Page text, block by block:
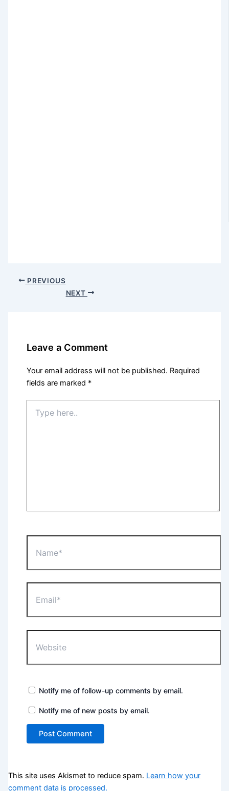
PREVIOUS
NEXT
Leave a Comment
Your email address will not be published. Required
fields are marked *
here..
Notify me of follow-up comments by email.
Notify me of new posts by email.
This site uses Akismet to reduce spam. Learn how your
comment data is processed.